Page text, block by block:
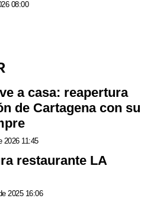
08:00
a casa: reapertura
de Cartagena con su
2026 11:45
restaurante LA
2025 16:06